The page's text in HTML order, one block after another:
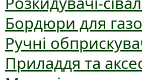
Бордюри для
Ручні
Приладдя та